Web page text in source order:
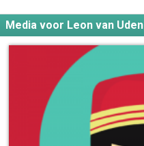
Media voor Leon van Uden